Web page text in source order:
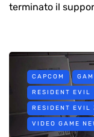
terminato il
CAPCOM
RESIDENT EVIL
RESIDENT EVIL
VIDEO GAME